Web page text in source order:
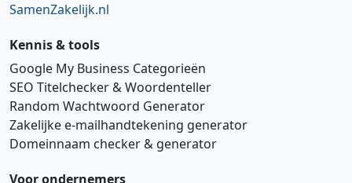
SamenZakelijk.nl
Kennis & tools
Google My Business Categorieën
SEO Titelchecker & Woordenteller
Random Wachtwoord Generator
Zakelijke e‑mailhandtekening generator
Domeinnaam checker & generator
Voor ondernemers